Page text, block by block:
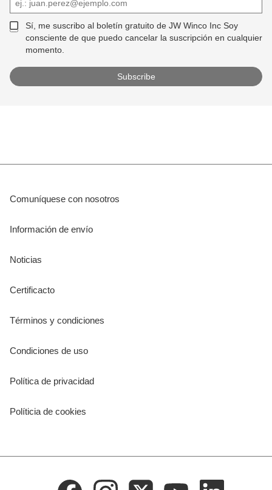
Sí, me suscribo al boletín gratuito de JW Winco Inc Soy
consciente de que puedo cancelar la suscripción en cualquier
momento.
Comuníquese con nosotros
Información de envío
Noticias
Certificacto
Términos y condiciones
Condiciones de uso
Política de privacidad
Políticia de cookies